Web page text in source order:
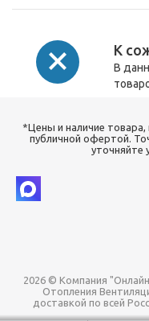
К
В
*Цены и наличие товара,
публичной офертой.
уточняйте
2026 © Компания
Отопления
доставкой по всей